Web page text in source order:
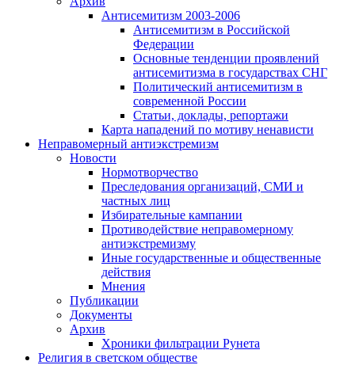
Антисемитизм 2003-2006
Антисемитизм в Российской
Федерации
Основные тенденции проявлений
антисемитизма в государствах СНГ
Политический антисемитизм в
современной России
Статьи, доклады, репортажи
Карта нападений по мотиву ненависти
Неправомерный антиэкстремизм
Новости
Нормотворчество
Преследования организаций, СМИ и
частных лиц
Избирательные кампании
Противодействие неправомерному
антиэкстремизму
Иные государственные и общественные
действия
Мнения
Публикации
Документы
Архив
Хроники фильтрации Рунета
Религия в светском обществе